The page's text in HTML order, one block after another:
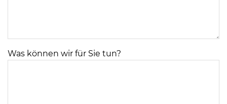
Was können wir für Sie tun?